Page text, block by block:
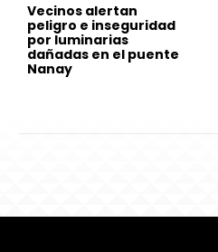
Vecinos alertan
peligro e inseguridad
por luminarias
dañadas en el puente
Nanay